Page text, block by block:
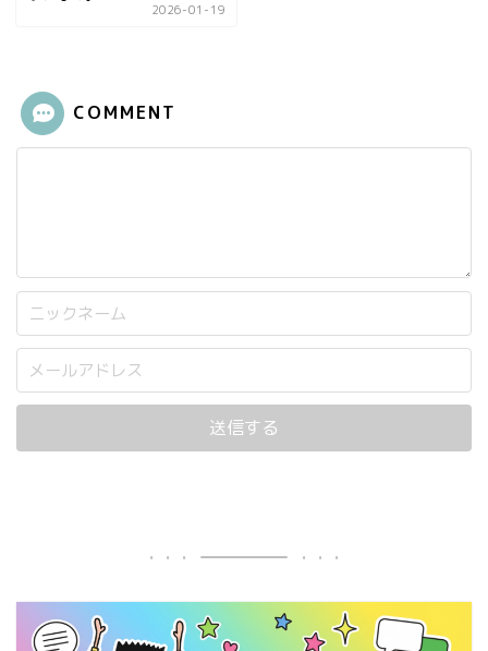
2026-01-19
COMMENT